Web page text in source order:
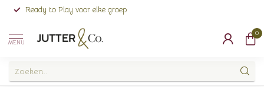
Ready to Play voor elke groep
MENU
0